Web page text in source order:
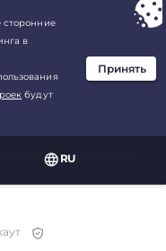
RU
год at$